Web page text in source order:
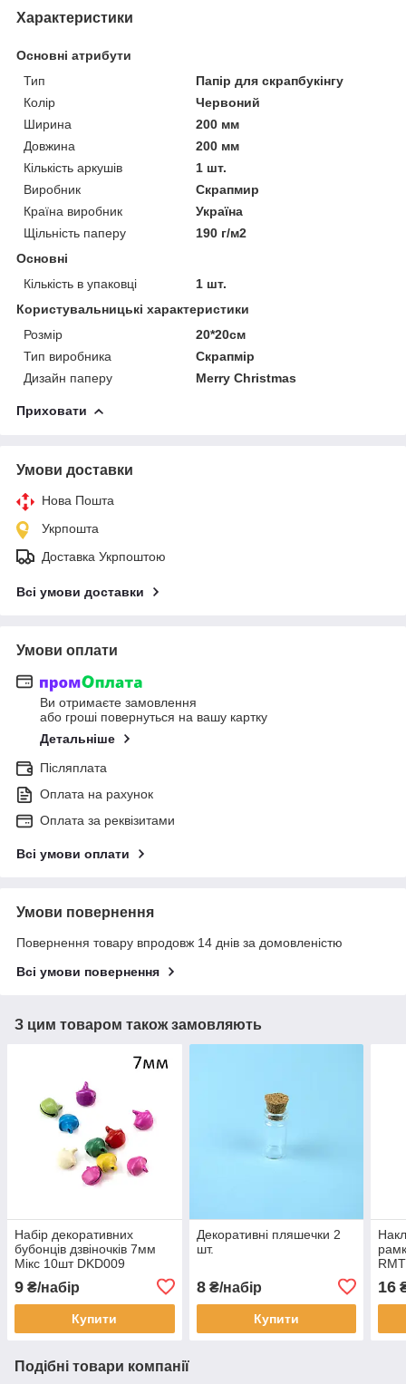
Характеристики
Основні атрибути
Тип
Папір для скрапбукінгу
Колір
Червоний
Ширина
200 мм
Довжина
200 мм
Кількість аркушів
1 шт.
Виробник
Скрапмир
Країна виробник
Україна
Щільність паперу
190 г/м2
Основні
Кількість в упаковці
1 шт.
Користувальницькі характеристики
Розмір
20*20см
Тип виробника
Скрапмір
Дизайн паперу
Merry Christmas
Приховати
Умови доставки
Нова Пошта
Укрпошта
Доставка Укрпоштою
Всі умови доставки
Умови оплати
Ви отримаєте замовлення
або гроші повернуться на вашу картку
Детальніше
Післяплата
Оплата на рахунок
Оплата за реквізитами
Всі умови оплати
Умови повернення
Повернення товару впродовж 14 днів за домовленістю
Всі умови повернення
З цим товаром також замовляють
Набір декоративних
бубонців дзвіночків 7мм
Мікс 10шт DKD009
9 ₴/набір
Купити
Декоративні пляшечки 2
шт.
8₴/набір
Купити
16
Подібні товари компанії